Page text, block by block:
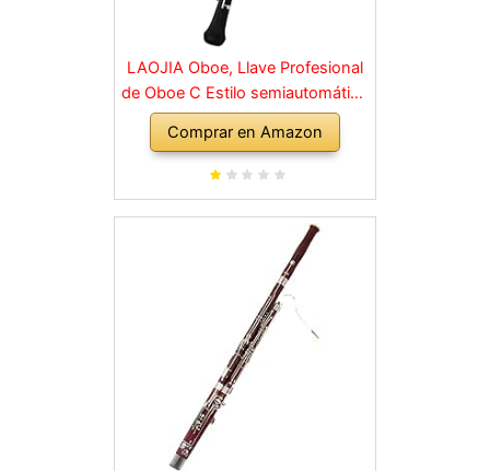
LAOJIA Oboe, Llave Profesional
de Oboe C Estilo semiautomático
Llaves niqueladas Instrumento de
Viento de Madera con Guantes
de caña de Oboe Estuche de
de Limpieza
Comprar en Amazon